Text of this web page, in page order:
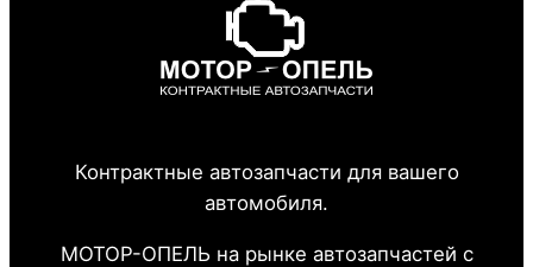
Контрактные автозапчасти для вашего
автомобиля.
МОТОР-ОПЕЛЬ на рынке автозапчастей с